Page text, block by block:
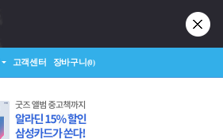
고객센터 장바구니(0)